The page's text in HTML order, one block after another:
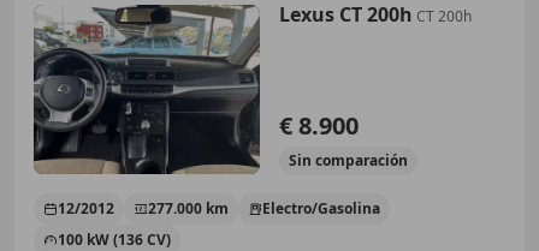
Lexus CT 200h CT 200h
€ 8.900
Sin comparación
12/2012 277.000 km
Electro/Gasolina
100 kW (136 CV)